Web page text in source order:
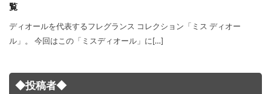
覧
ディオールを代表するフレグランス コレクション「ミス ディオー
ル」。 今回はこの「ミスディオール」に[…]
◆投稿者◆